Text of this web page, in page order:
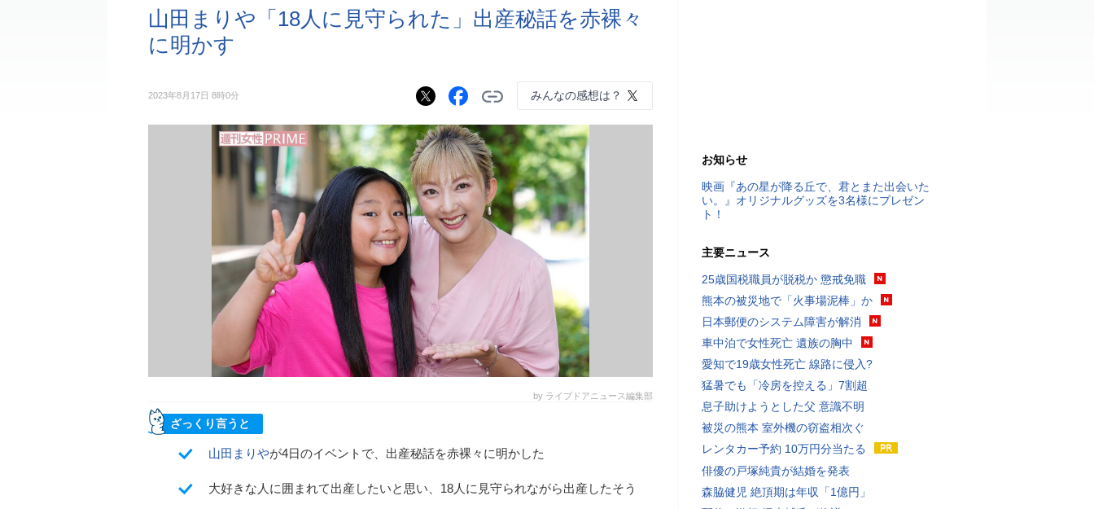
山田まりや「18人に見守られた」出産秘話を赤裸々
に明かす
2023年8月17日 8時0分 みんなの感想は？
by ライブドアニュース編集部
ざっくり言うと
山田まりやが4日のイベントで、出産秘話を赤裸々に明かした
大好きな人に囲まれて出産したいと思い、18人に見守られながら出産したそう
お知らせ
映画『あの星が降る丘で、君とまた出会いた
い。』オリジナルグッズを3名様にプレゼン
ト！
主要ニュース
25歳国税職員が脱税か 懲戒免職
熊本の被災地で「火事場泥棒」か
日本郵便のシステム障害が解消
車中泊で女性死亡 遺族の胸中
愛知で19歳女性死亡 線路に侵入?
猛暑でも「冷房を控える」7割超
息子助けようとした父 意識不明
被災の熊本 室外機の窃盗相次ぐ
レンタカー予約 10万円分当たる
俳優の戸塚純貴が結婚を発表
森脇健児 絶頂期は年収「1億円」